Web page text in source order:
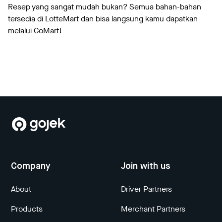
Resep yang sangat mudah bukan? Semua bahan-bahan
tersedia di LotteMart dan bisa langsung kamu dapatkan
melalui GoMart!
Company
About
Products
Join with us
Driver Partners
Merchant Partners